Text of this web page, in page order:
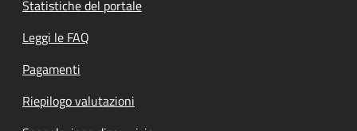
Statistiche del portale
Leggi le FAQ
Pagamenti
Riepilogo valutazioni